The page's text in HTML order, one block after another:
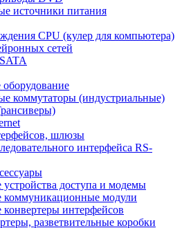
источники питания
CPU (кулер для компьютера)
сетей
коммутаторы (индустриальные)
шлюзы
интерфейса RS-
доступа и модемы
коммуникационные модули
интерфейсов
разветвительные коробки